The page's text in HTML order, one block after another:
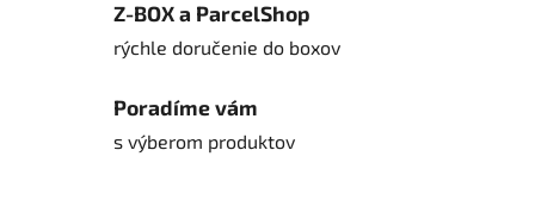
Z-BOX a ParcelShop
rýchle doručenie do boxov
Poradíme vám
s výberom produktov